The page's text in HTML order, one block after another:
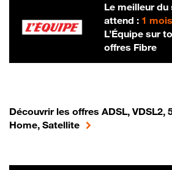
Le meilleur
attend : 1
L’Équipe sur
offres Fibre
Découvrir les offres ADSL, VDSL2,
Home, Satellite